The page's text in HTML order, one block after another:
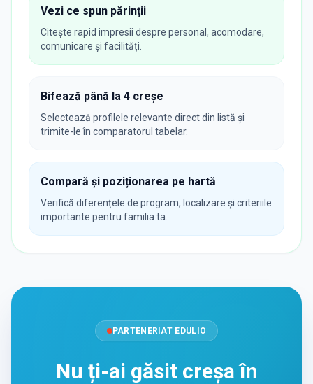
Vezi ce spun părinții
Citește rapid impresii despre personal, acomodare,
comunicare și facilități.
Bifează până la 4 creșe
Selectează profilele relevante direct din listă și
trimite-le în comparatorul tabelar.
Compară și poziționarea pe hartă
Verifică diferențele de program, localizare și criteriile
importante pentru familia ta.
PARTENERIAT EDULIO
Nu ți-ai găsit creșa în